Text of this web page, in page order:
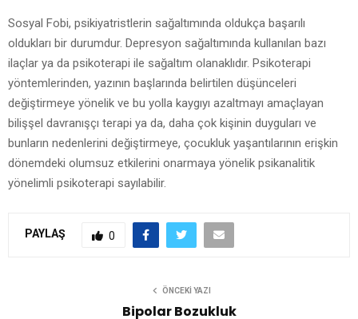
Sosyal Fobi, psikiyatristlerin sağaltımında oldukça başarılı
oldukları bir durumdur. Depresyon sağaltımında kullanılan bazı
ilaçlar ya da psikoterapi ile sağaltım olanaklıdır. Psikoterapi
yöntemlerinden, yazının başlarında belirtilen düşünceleri
değiştirmeye yönelik ve bu yolla kaygıyı azaltmayı amaçlayan
bilişşel davranışçı terapi ya da, daha çok kişinin duyguları ve
bunların nedenlerini değiştirmeye, çocukluk yaşantılarının erişkin
dönemdeki olumsuz etkilerini onarmaya yönelik psikanalitik
yönelimli psikoterapi sayılabilir.
PAYLAŞ 0
ÖNCEKI YAZI
Bipolar Bozukluk